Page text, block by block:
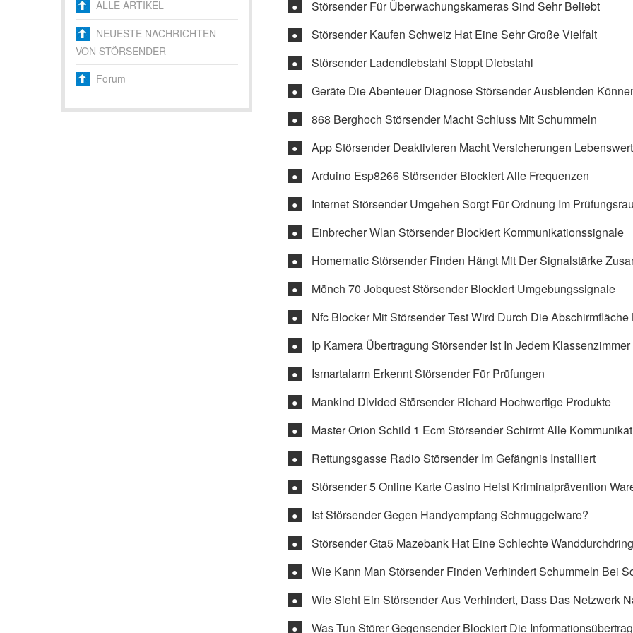
● Störsender Für Überwachungskameras Sind Sehr Beliebt
● Störsender Kaufen Schweiz Hat Eine Sehr Große Vielfalt
● Störsender Ladendiebstahl Stoppt Diebstahl
● Geräte Die Abenteuer Diagnose Störsender Ausblenden
● 868 Berghoch Störsender Macht Schluss Mit Schummeln
● App Störsender Deaktivieren Macht Versicherungen Lebenswert
● Arduino Esp8266 Störsender Blockiert Alle Frequenzen
● Internet Störsender Umgehen Sorgt Für Ordnung Im
● Einbrecher Wlan Störsender Blockiert Kommunikationssignale
● Homematic Störsender Finden Hängt Mit Der Signalstärke
● Mönch 70 Jobquest Störsender Blockiert Umgebungssignale
● Nfc Blocker Mit Störsender Test Wird Durch Die Abschirmfläche
● Ip Kamera Übertragung Störsender Ist In Jedem
● Ismartalarm Erkennt Störsender Für Prüfungen
● Mankind Divided Störsender Richard Hochwertige Produkte
● Master Orion Schild 1 Ecm Störsender Schirmt Alle
● Rettungsgasse Radio Störsender Im Gefängnis Installiert
● Störsender 5 Online Karte Casino Heist Kriminalprävention
● Ist Störsender Gegen Handyempfang Schmuggelware?
● Störsender Gta5 Mazebank Hat Eine Schlechte
● Wie Kann Man Störsender Finden Verhindert Schummeln Bei
● Wie Sieht Ein Störsender Aus Verhindert, Dass Das Netzwerk
● Was Tun Störer Gegensender Blockiert Die
ALLE ARTIKEL
NEUESTE NACHRICHTEN
VON STÖRSENDER
Forum